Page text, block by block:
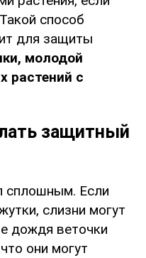
способ
для защиты
молодой
растений с
защитный
сплошным. Если
слизни могут
дождя веточки
они могут